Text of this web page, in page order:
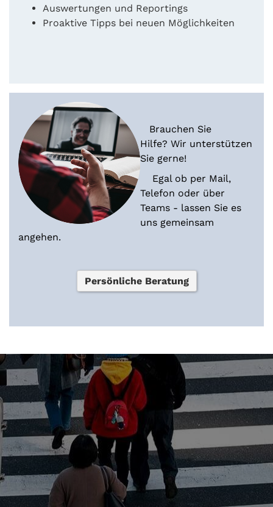
Auswertungen und Reportings
Proaktive Tipps bei neuen Möglichkeiten
Brauchen Sie
Hilfe? Wir unterstützen
Sie gerne!
Egal ob per Mail,
Telefon oder über
Teams - lassen Sie es
uns gemeinsam
angehen.
Persönliche Beratung